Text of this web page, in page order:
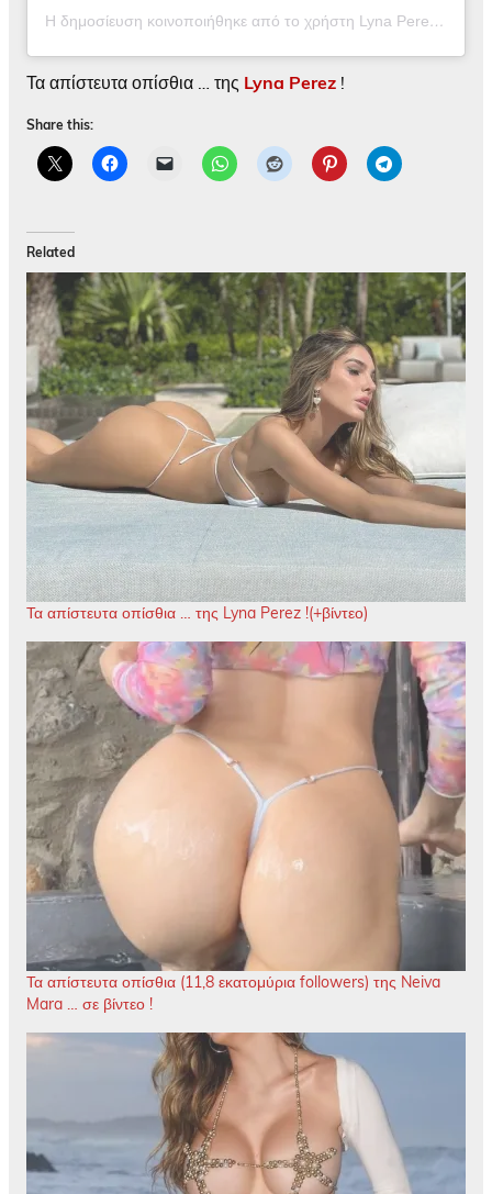
Η δημοσίευση κοινοποιήθηκε από το χρήστη Lyna Perez (@lynaritaa)
Τα απίστευτα οπίσθια … της Lyna Perez !
Share this:
Related
Τα απίστευτα οπίσθια … της Lyna Perez !(+βίντεο)
Τα απίστευτα οπίσθια (11,8 εκατομύρια followers) της Neiva
Mara … σε βίντεο !